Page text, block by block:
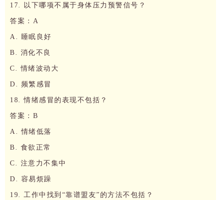
17. 以下哪项不属于身体压力预警信号？
答案：A
A. 睡眠良好
B. 消化不良
C. 情绪波动大
D. 频繁感冒
18. 情绪感冒的表现不包括？
答案：B
A. 情绪低落
B. 食欲正常
C. 注意力不集中
D. 容易烦躁
19. 工作中找到“靠谱盟友”的方法不包括？